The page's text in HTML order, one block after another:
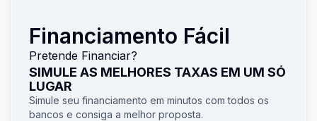
Financiamento Fácil
Pretende Financiar?
SIMULE AS MELHORES TAXAS EM UM SÓ
LUGAR
Simule seu financiamento em minutos com todos os
bancos e consiga a melhor proposta.